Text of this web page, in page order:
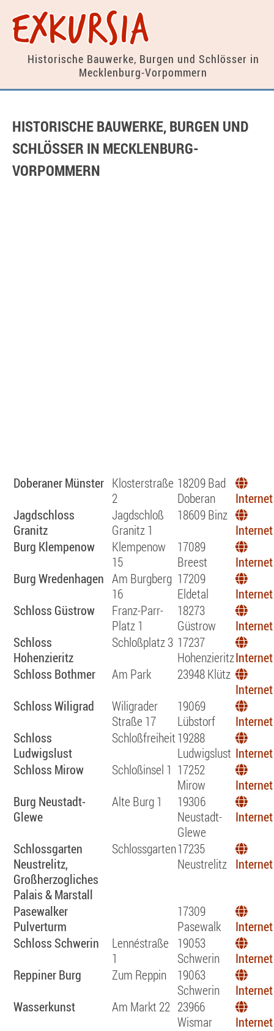
exkursia
Historische Bauwerke, Burgen und Schlösser in
Mecklenburg-Vorpommern
HISTORISCHE BAUWERKE, BURGEN UND
SCHLÖSSER IN MECKLENBURG-
VORPOMMERN
Doberaner Münster Klosterstraße
2
18209 Bad
Doberan
Internet
Jagdschloss
Granitz
Jagdschloß
Granitz 1
18609 Binz
Internet
Burg Klempenow
Klempenow
15
17089
Breest
Internet
Burg Wredenhagen Am Burgberg
16
17209
Eldetal
Internet
Schloss Güstrow
Franz-Parr-
Platz 1
18273
Güstrow
Internet
Schloss
Hohenzieritz
Schloßplatz 3 17237
HohenzieritzInternet
Schloss Bothmer
Am Park
23948 Klütz
Internet
Schloss Wiligrad
Wiligrader
Straße 17
19069
Lübstorf
Internet
Schloss
Ludwigslust
Schloßfreiheit19288
Ludwigslust Internet
Schloss Mirow
Schloßinsel 1 17252
Mirow
Internet
Burg Neustadt-
Glewe
Alte Burg 1
19306
Neustadt-
Glewe
Internet
Schlossgarten
Neustrelitz,
Großherzogliches
Palais & Marstall
Schlossgarten17235
Neustrelitz Internet
Pasewalker
Pulverturm
17309
Pasewalk
Internet
Schloss Schwerin
Lennéstraße
1
19053
Schwerin
Internet
Reppiner Burg
Zum Reppin
19063
Schwerin
Internet
Wasserkunst
Am Markt 22 23966
Wismar
Internet